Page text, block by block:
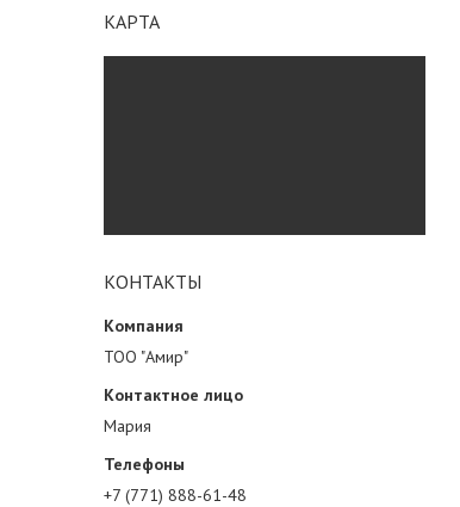
КАРТА
КОНТАКТЫ
ТОО "Амир"
Мария
+7 (771) 888-61-48